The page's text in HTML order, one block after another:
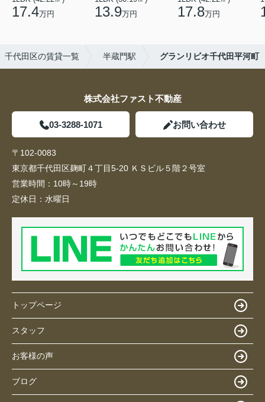
17.4万円 13.9万円 17.8万円
千代田区の賃貸一覧 半蔵門駅 グランリビオ千代田平河町
株式会社ファスト不動産
03-3288-1071 お問い合わせ
〒102-0083
東京都千代田区麹町４丁目5-20 ＫＳビル５階２号室
営業時間： 10時～19時
定休日： 水曜日
トップページ
スタッフ
お客様の声
ブログ